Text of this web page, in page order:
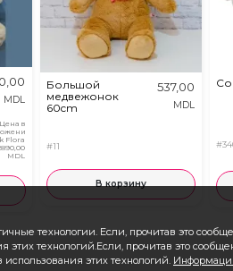
технологии. Если, прочитав это
этих технологий.Если, прочитав это
использования этих технологий.
MDL
Цена в
Flora
MDL
Большой
медвежонок
60cm
#11
537,00
MDL
В корзину